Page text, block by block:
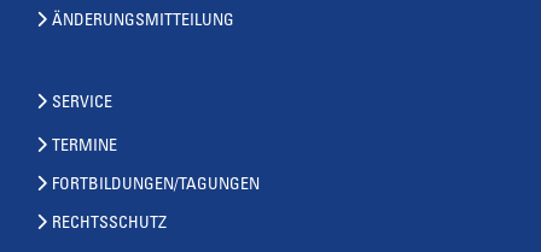
ÄNDERUNGSMITTEILUNG
SERVICE
TERMINE
FORTBILDUNGEN/TAGUNGEN
RECHTSSCHUTZ